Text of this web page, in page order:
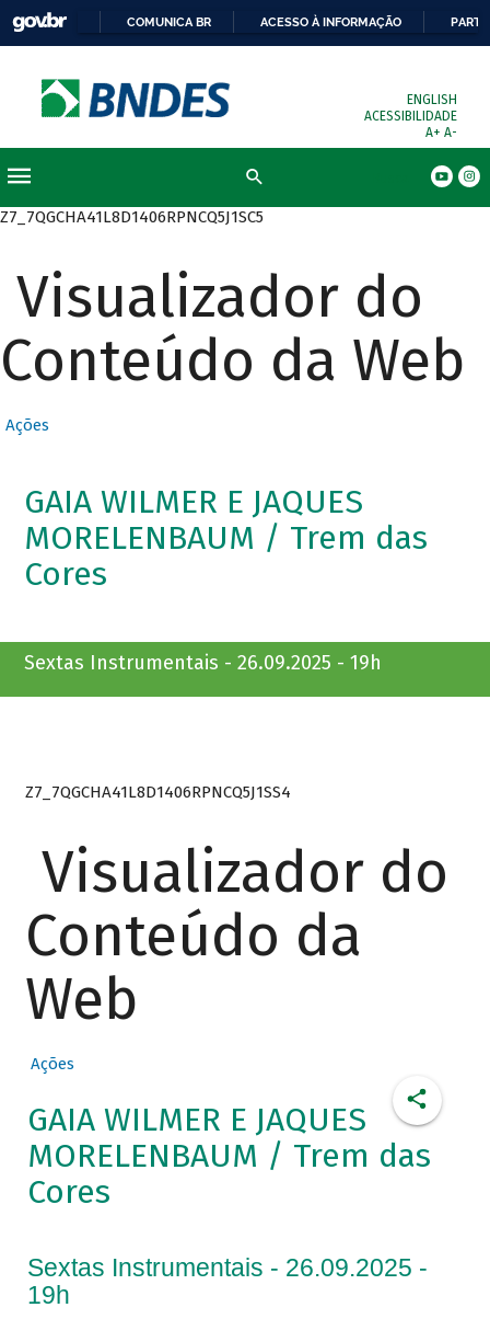
COMUNICA BR ACESSO À INFORMAÇÃO
ENGLISH
ACESSIBILIDADE
A+ A-
Z7_7QGCHA41L8D1406RPNCQ5J1SC5
Visualizador do
Conteúdo da Web
Ações
GAIA WILMER E JAQUES
MORELENBAUM / Trem das
Cores
Sextas Instrumentais - 26.09.2025 - 19h
Z7_7QGCHA41L8D1406RPNCQ5J1SS4
Visualizador do
Conteúdo da
Web
Ações
GAIA WILMER E JAQUES
MORELENBAUM / Trem das
Cores
Sextas Instrumentais - 26.09.2025 -
19h